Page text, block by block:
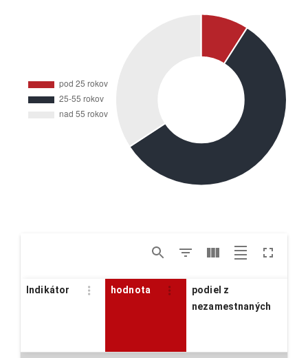
Indikátor hodnota
podiel z
nezamestnaných